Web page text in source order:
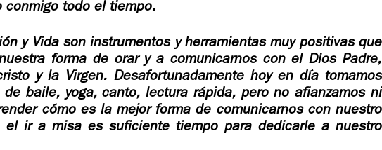
conmigo todo el tiempo.
y Vida son instrumentos y herramientas muy positivas que
forma de orar y a comunicarnos con el Dios Padre,
y la Virgen. Desafortunadamente hoy en día tomamos
baile, yoga, canto, lectura rápida, pero no afianzamos ni
cómo es la mejor forma de comunicarnos con nuestro
el ir a misa es suficiente tiempo para dedicarle a nuestro